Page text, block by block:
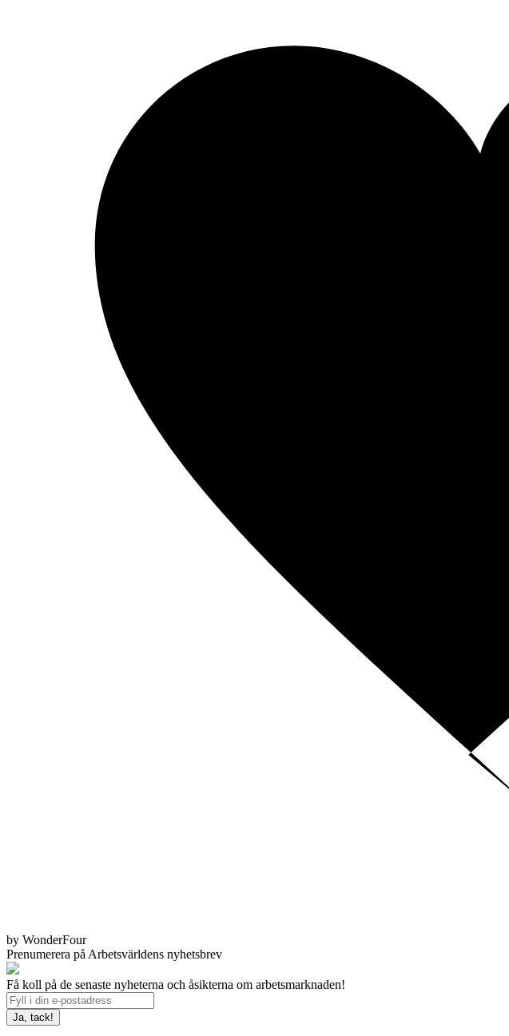
by WonderFour
Prenumerera på Arbetsvärldens nyhetsbrev
Få koll på de senaste nyheterna och åsikterna om arbetsmarknaden!